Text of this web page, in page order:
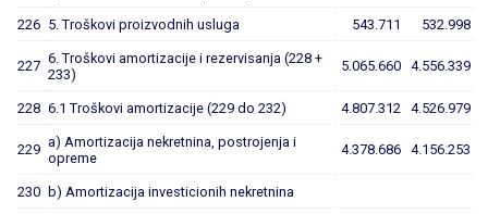
226 5. Troškovi proizvodnih usluga 543.711 532.998
227 6. Troškovi amortizacije i rezervisanja (228 +
233)
5.065.660 4.556.339
228 6.1 Troškovi amortizacije (229 do 232) 4.807.312 4.526.979
229 a) Amortizacija nekretnina, postrojenja i
opreme
4.378.686 4.156.253
230 b) Amortizacija investicionih nekretnina